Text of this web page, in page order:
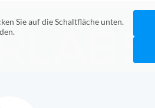
Sie auf die Schaltfläche unten.